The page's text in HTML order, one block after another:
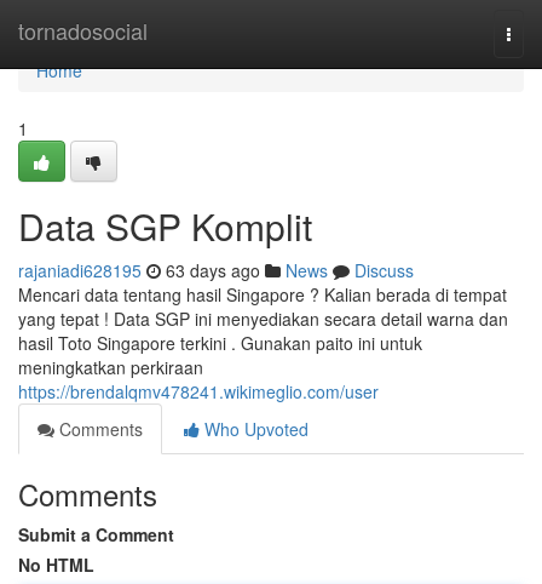
tornadosocial
Home
Home
1
Data SGP Komplit
rajaniadi628195 63 days ago News
Discuss
Mencari data tentang hasil Singapore ? Kalian berada di tempat
yang tepat ! Data SGP ini menyediakan secara detail warna dan
hasil Toto Singapore terkini . Gunakan paito ini untuk
meningkatkan perkiraan
https://brendalqmv478241.wikimeglio.com/user
Comments
Who Upvoted
Comments
Submit a Comment
No HTML